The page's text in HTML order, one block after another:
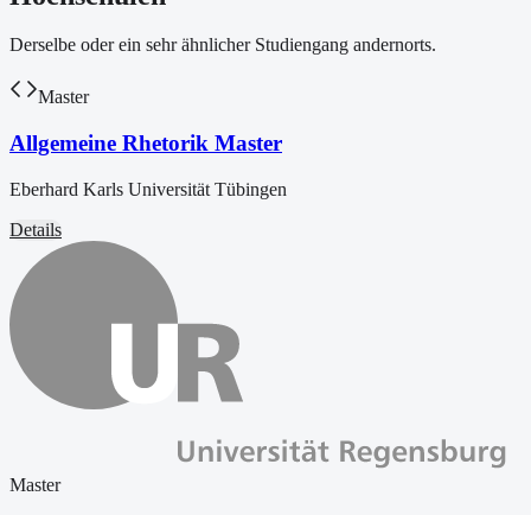
Derselbe oder ein sehr ähnlicher Studiengang andernorts.
Master
Allgemeine Rhetorik Master
Eberhard Karls Universität Tübingen
Details
Master